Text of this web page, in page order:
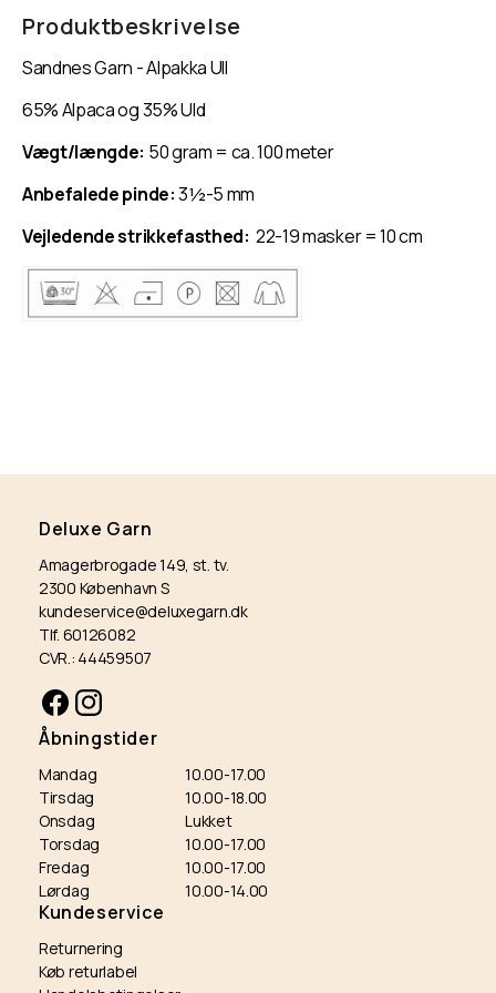
Garn
Alpakka
Garn
Alpakka
Produktbeskrivelse
Sandnes Garn - Alpakka Ull
65% Alpaca og 35% Uld
Vægt/længde: 50 gram = ca. 100 meter
Anbefalede pinde:3½-5 mm
Vejledende strikkefasthed: 22-19 masker = 10 cm
Deluxe Garn
Amagerbrogade 149, st. tv.
2300 København S
kundeservice@deluxegarn.dk
Tlf. 60126082
CVR.: 44459507
Facebook
Åbningstider
Mandag
10.00-17.00
Tirsdag
10.00-18.00
Onsdag
Lukket
Torsdag
10.00-17.00
Fredag
10.00-17.00
Lørdag
10.00-14.00
Kundeservice
Returnering
Køb returlabel